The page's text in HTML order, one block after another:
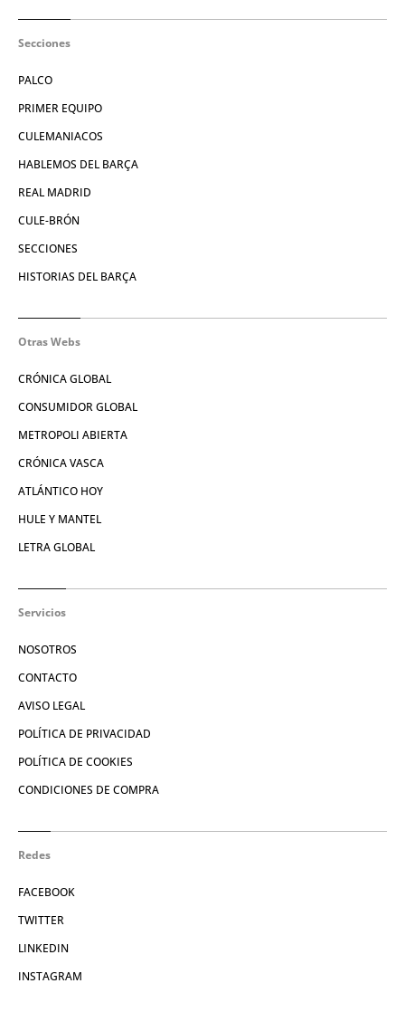
Secciones
PALCO
PRIMER EQUIPO
CULEMANIACOS
HABLEMOS DEL BARÇA
REAL MADRID
CULE-BRÓN
SECCIONES
HISTORIAS DEL BARÇA
Otras Webs
CRÓNICA GLOBAL
CONSUMIDOR GLOBAL
METROPOLI ABIERTA
CRÓNICA VASCA
ATLÁNTICO HOY
HULE Y MANTEL
LETRA GLOBAL
Servicios
NOSOTROS
CONTACTO
AVISO LEGAL
POLÍTICA DE PRIVACIDAD
POLÍTICA DE COOKIES
CONDICIONES DE COMPRA
Redes
FACEBOOK
TWITTER
LINKEDIN
INSTAGRAM